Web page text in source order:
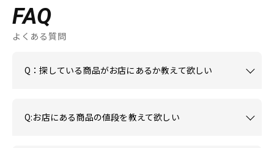
FAQ
よくある質問
Q：探している商品がお店にあるか教えて欲しい
Q:お店にある商品の値段を教えて欲しい